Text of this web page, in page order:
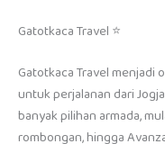
Gatotkaca Travel ⭐
Gatotkaca Travel menjadi
untuk perjalanan dari
banyak pilihan armada,
rombongan, hingga